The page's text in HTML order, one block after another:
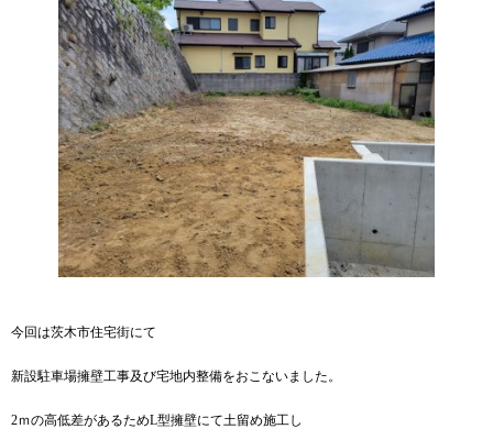
今回は茨木市住宅街にて
新設駐車場擁壁工事及び宅地内整備をおこないました。
2ｍの高低差があるためL型擁壁にて土留め施工し